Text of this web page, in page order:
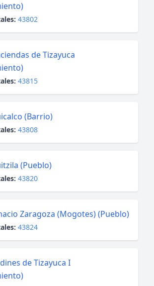
43802
de Tizayuca
43815
(Barrio)
43808
(Pueblo)
43820
Zaragoza (Mogotes) (Pueblo)
43824
de Tizayuca I